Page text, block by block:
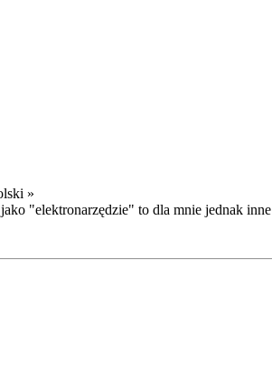
»
"elektronarzędzie" to dla mnie jednak